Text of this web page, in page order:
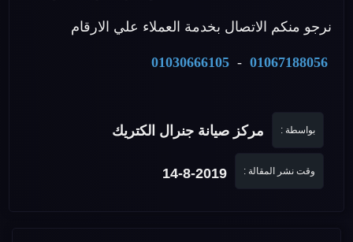
نرجو منكم الاتصال بخدمة العملاء علي الارقام
01067188056
-
01030666105
بواسطة : مركز صيانة جنرال الكتريك
وقت نشر المقالة : 14-8-2019